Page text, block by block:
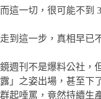
而這一切，很可能不到
走到這一步，真相早已
鏡週刊不是爆料公社，
露」之姿出場，甚至下
群起唾罵，竟然持續生